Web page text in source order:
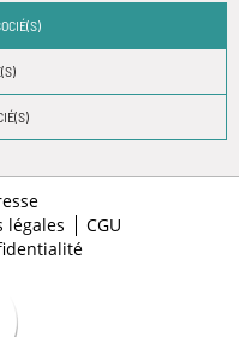
légales
CGU